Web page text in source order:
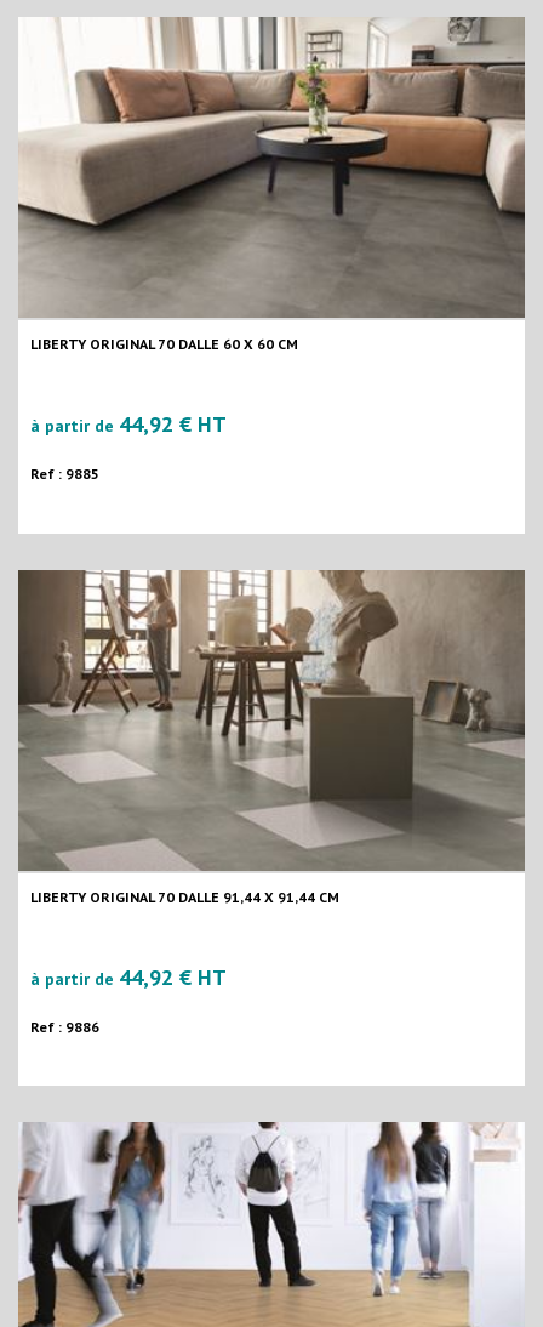
LIBERTY ORIGINAL 70 DALLE 60 X 60 CM
à partir de 44,92 € HT
Ref : 9885
LIBERTY ORIGINAL 70 DALLE 91,44 X 91,44 CM
à partir de 44,92 € HT
Ref : 9886